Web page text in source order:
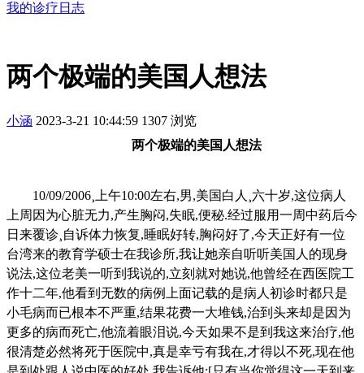
我的诊疗日志
两个极端的美国人想法
小涵 2023-3-21 10:44:59 1307 浏览
两个极端的美国人想法
10/09/2006¸ 上午10:00左右,男,美国白人 ¸六十岁,这位病人
上周因为心脏无力,产生胸闷,失眠,便秘.经过服用一周中药后今
日来覆诊 ¸自诉体力恢复,睡眠好转,胸闷好了,今天正好有一位
台湾来的教育学硕士在我诊所,我让她亲自听听美国人的现身
说法,这位老美一听到我说的,立刻就对她说,他曾经在西医院工
作十二年,他看到无数的病例上面记载的是病人初诊时都只是
小毛病而已根本不严重,结果花费一大堆钱,治到头来却是因为
更多的病而死亡,他流着眼泪说,今天如果不是到我这来治疗,他
很清楚必然将死于医院中,真是幸亏有我在,才得以不死,现在他